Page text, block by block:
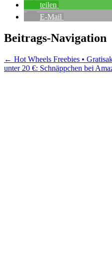
teilen
E-Mail
Beitrags-Navigation
← Hot Wheels Freebies •
unter 20 €: Schnäppchen bei